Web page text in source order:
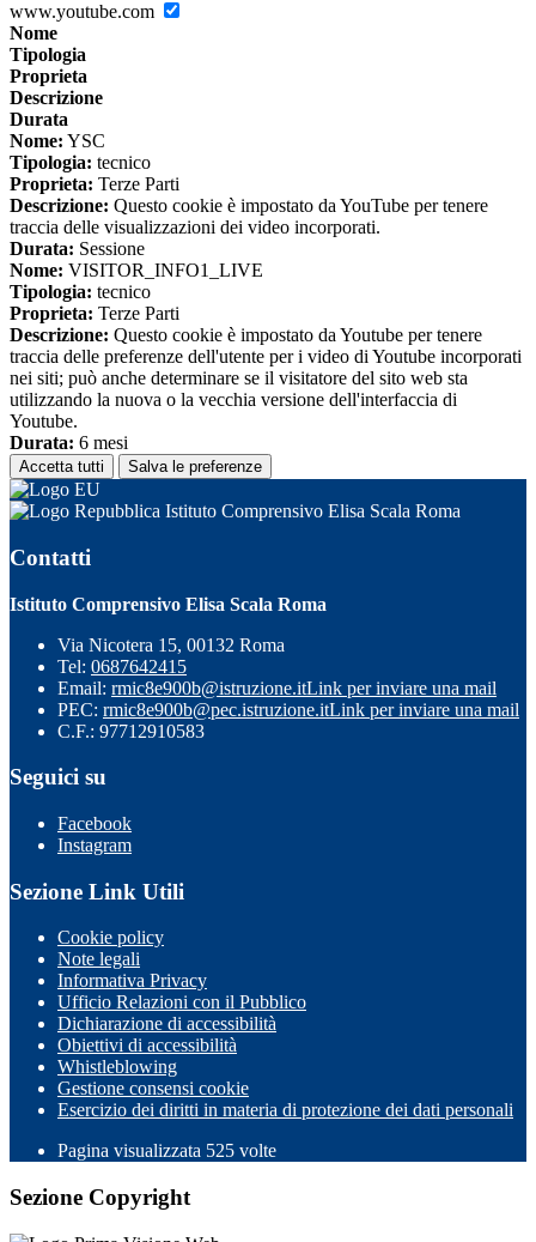
www.youtube.com
Nome
Tipologia
Proprieta
Descrizione
Durata
Nome: YSC
Tipologia: tecnico
Proprieta: Terze Parti
Descrizione: Questo cookie è impostato da YouTube per tenere
traccia delle visualizzazioni dei video incorporati.
Durata: Sessione
Nome: VISITOR_INFO1_LIVE
Tipologia: tecnico
Proprieta: Terze Parti
Descrizione: Questo cookie è impostato da Youtube per tenere
traccia delle preferenze dell'utente per i video di Youtube incorporati
nei siti; può anche determinare se il visitatore del sito web sta
utilizzando la nuova o la vecchia versione dell'interfaccia di
Youtube.
Durata: 6 mesi
Accetta tutti Salva le preferenze
Istituto Comprensivo Elisa Scala Roma
Contatti
Istituto Comprensivo Elisa Scala Roma
Via Nicotera 15, 00132 Roma
Tel: 0687642415
Email: rmic8e900b@istruzione.itLink per inviare una mail
PEC: rmic8e900b@pec.istruzione.itLink per inviare una mail
C.F.: 97712910583
Seguici su
Facebook
Instagram
Sezione Link Utili
Cookie policy
Note legali
Informativa Privacy
Ufficio Relazioni con il Pubblico
Dichiarazione di accessibilità
Obiettivi di accessibilità
Whistleblowing
Gestione consensi cookie
Esercizio dei diritti in materia di protezione dei dati personali
Pagina visualizzata 525 volte
Sezione Copyright